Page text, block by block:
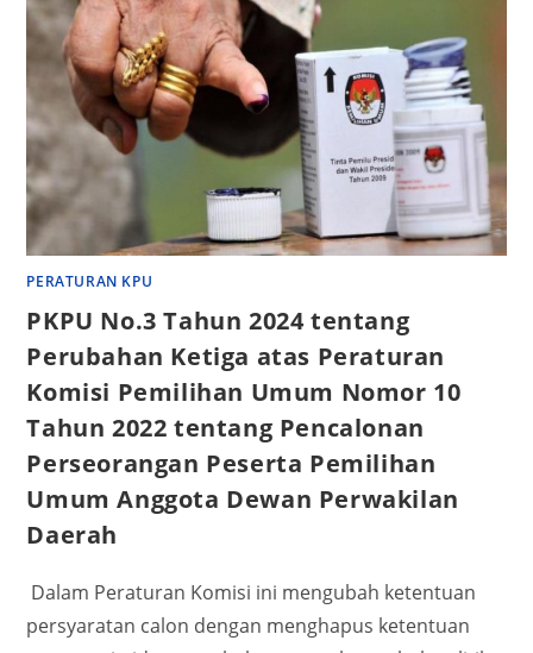
PERATURAN KPU
PKPU No.3 Tahun 2024 tentang
Perubahan Ketiga atas Peraturan
Komisi Pemilihan Umum Nomor 10
Tahun 2022 tentang Pencalonan
Perseorangan Peserta Pemilihan
Umum Anggota Dewan Perwakilan
Daerah
Dalam Peraturan Komisi ini mengubah ketentuan
persyaratan calon dengan menghapus ketentuan